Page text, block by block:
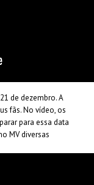
de dezembro. A
fãs. No vídeo, os
para essa data
MV diversas